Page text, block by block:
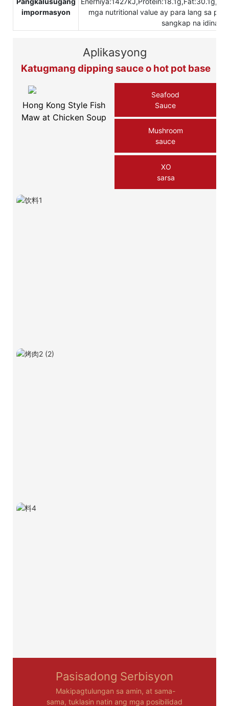
impormasyon
mga nutritional value ay para lang sa
sangkap na
Aplikasyong
Katugmang dipping sauce o hot pot base
Hong Kong Style Fish
Maw at Chicken Soup
Seafood
Sauce
Mushroom
sauce
XO
sarsa
Pasisadong Serbisyon
Makipagtulungan sa amin, at sama-
sama, tuklasin natin ang mga posibilidad